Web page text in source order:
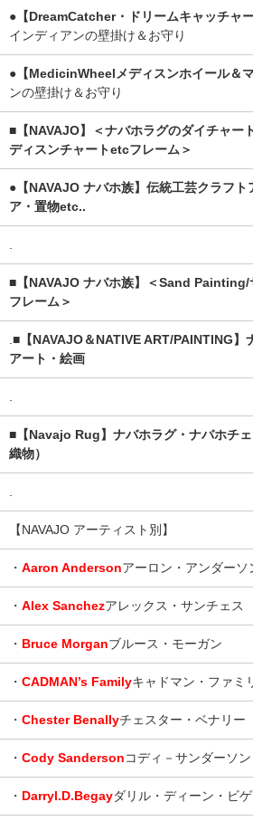
●【DreamCatcher・ドリームキャッチャー
インディアンの壁掛け＆お守り
●【MedicinWheelメディスンホイール＆マ
ンの壁掛け＆お守り
■【NAVAJO】＜ナバホラグのダイチャー
ディスンチャートetcフレーム＞
●【NAVAJO ナバホ族】伝統工芸クラフト
ア・置物etc..
.
■【NAVAJO ナバホ族】＜Sand Painting/
フレーム＞
.■【NAVAJO＆NATIVE ART/PAINTING】
アート・絵画
.
■【Navajo Rug】ナバホラグ・ナバホチ
織物）
.
【NAVAJO アーティスト別】
・ Aaron Andersonアーロン・アンダーソ
・ Alex Sanchezアレックス・サンチェス
・ Bruce Morganブルース・モーガン
・ CADMAN’s Familyキャドマン・ファミ
・ Chester Benallyチェスター・ベナリー
・ Cody Sandersonコディ－サンダーソン
・ Darryl.D.Begayダリル・ディーン・ビゲ